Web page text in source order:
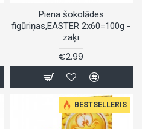
Piena šokolādes
figūriņas,EASTER 2x60=100g -
zaķi
€2.99
BESTSELLERIS